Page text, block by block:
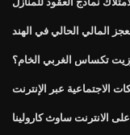
المالي الحالي في الهند
تكساس الغربي الخام؟
الاجتماعية عبر الإنترنت
الانترنت ساوث كارولينا